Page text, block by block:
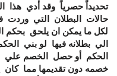
تحديداً حصرياً وقد أدي هذا
حالات البطلان التي وردت
لكل ما يمكن ان يلحق بحكم
الي بطلانه فيها لو بني
الحكم أو حصل الخصم علي
خصمه دون تقديمها مما كان